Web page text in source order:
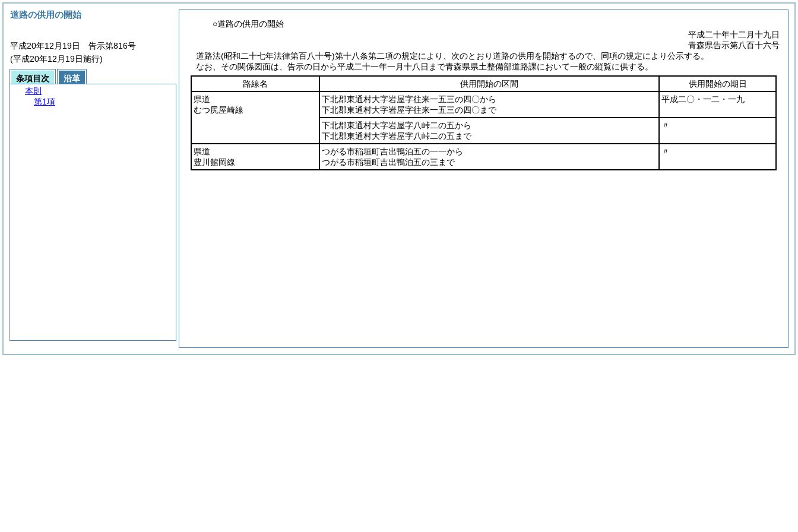
○道路の供用の開始
平成二十年十二月十九日
青森県告示第八百十六号
道路法(昭和二十七年法律第百八十号)第十八条第二項の規定により、次のとおり道路の供用を開始するので、同項の規定により公示する。
なお、その関係図面は、告示の日から平成二十一年一月十八日まで青森県県土整備部道路課において一般の縦覧に供する。
路線名
供用開始の区間
供用開始の期日
県道
むつ尻屋崎線
下北郡東通村大字岩屋字往来一五三の四〇から
下北郡東通村大字岩屋字往来一五三の四〇まで
平成二〇・一二・一九
下北郡東通村大字岩屋字八峠二の五から
下北郡東通村大字岩屋字八峠二の五まで
〃
県道
豊川館岡線
つがる市稲垣町吉出鴨泊五の一一から
つがる市稲垣町吉出鴨泊五の三まで
〃
道路の供用の開始
平成20年12月19日 告示第816号
(平成20年12月19日施行)
条項目次
沿革
本則
第1項